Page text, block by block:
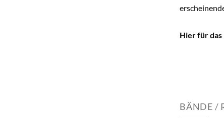
Hier für
BÄNDE /